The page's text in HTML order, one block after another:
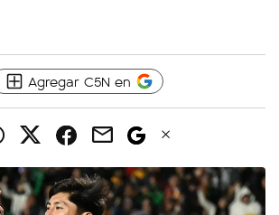
Agregar C5N en